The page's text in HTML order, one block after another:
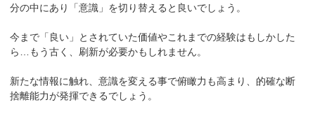
分の中にあり「意識」を切り替えると良いでしょう。
今まで「良い」とされていた価値やこれまでの経験はもしかした
ら…もう古く、刷新が必要かもしれません。
新たな情報に触れ、意識を変える事で俯瞰力も高まり、的確な断
捨離能力が発揮できるでしょう。